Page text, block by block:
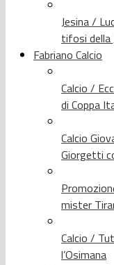
Jesina /
tifosi della
Fabriano Calcio
Calcio /
di Coppa
Calcio
Giorgetti
mister
Calcio /
l’Osimana